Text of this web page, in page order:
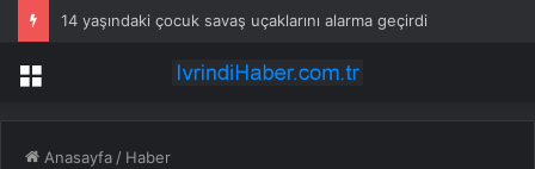
14 yaşındaki çocuk savaş uçaklarını alarma geçirdi
Menü
Anasayfa / Haber